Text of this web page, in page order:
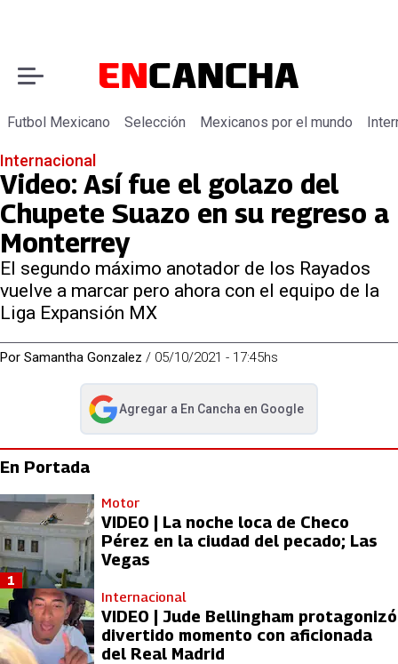
Futbol Mexicano Selección Mexicanos por el mundo
Internacional
Video: Así fue el golazo del
Chupete Suazo en su regreso a
Monterrey
El segundo máximo anotador de los Rayados
vuelve a marcar pero ahora con el equipo de la
Liga Expansión MX
Por Samantha Gonzalez / 05/10/2021 - 17:45hs
Agregar a En Cancha en Google
abre en nueva pestaña
En Portada
Motor
VIDEO | La noche loca de Checo
Pérez en la ciudad del pecado; Las
Vegas
1
Internacional
VIDEO | Jude Bellingham protagonizó
divertido momento con aficionada
del Real Madrid